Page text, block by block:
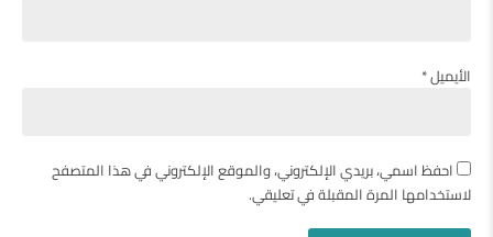
الأيميل *
احفظ اسمي، بريدي الإلكتروني، والموقع الإلكتروني في هذا المتصفح
لاستخدامها المرة المقبلة في تعليقي.